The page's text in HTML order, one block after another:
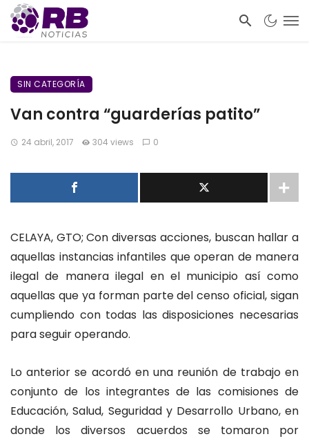
SIN CATEGORÍA
Van contra “guarderías patito”
24 abril, 2017 304 views 0
CELAYA, GTO; Con diversas acciones, buscan hallar a
aquellas instancias infantiles que operan de manera
ilegal de manera ilegal en el municipio así como
aquellas que ya forman parte del censo oficial, sigan
cumpliendo con todas las disposiciones necesarias
para seguir operando.
Lo anterior se acordó en una reunión de trabajo en
conjunto de los integrantes de las comisiones de
Educación, Salud, Seguridad y Desarrollo Urbano, en
donde los diversos acuerdos se tomaron por